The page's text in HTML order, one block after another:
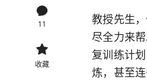
11
收藏
教授先生
尽全力来
复训练计
炼，甚至